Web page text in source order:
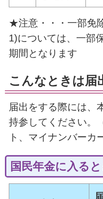
★注意・・・一部免
1)については、一部
期間となります
こんなときは届
届出をする際には、
持参してください。
ト、マイナンバーカ
国民年金に入ると